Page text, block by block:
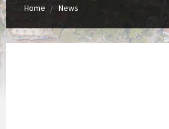
Home News